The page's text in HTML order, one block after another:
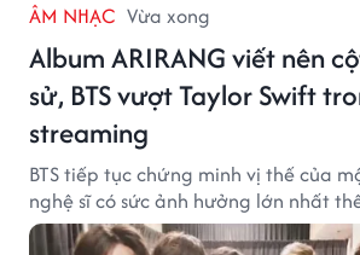
ÂM NHẠC Vừa xong
Album ARIRANG viết nên
sử, BTS vượt Taylor Swift
streaming
BTS tiếp tục chứng minh vị thế của
nghệ sĩ có sức ảnh hưởng lớn nhất